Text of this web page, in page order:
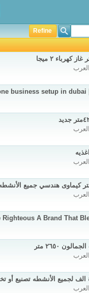
Refine
business setup in
Righteous A Brand That